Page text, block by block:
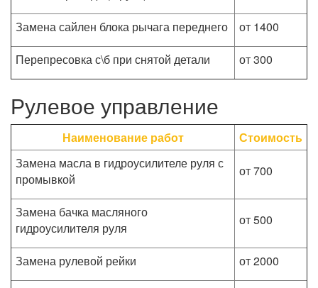
Замена сайлен блока рычага переднего
от 1400
Перепресовка с\б при снятой детали
от 300
Рулевое управление
Наименование работ
Стоимость
Замена масла в гидроусилителе руля с
промывкой
от 700
Замена бачка масляного
гидроусилителя руля
от 500
Замена рулевой рейки
от 2000